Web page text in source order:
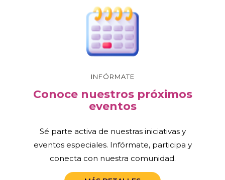
INFÓRMATE
Conoce nuestros próximos
eventos
Sé parte activa de nuestras iniciativas y
eventos especiales. Infórmate, participa y
conecta con nuestra comunidad.